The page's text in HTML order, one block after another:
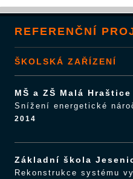
REFERENČNÍ
ŠKOLSKÁ ZAŘÍZENÍ
MŠ a ZŠ Malá Hraštice
Snížení energetické
2014
Základní škola
Rekonstrukce systému